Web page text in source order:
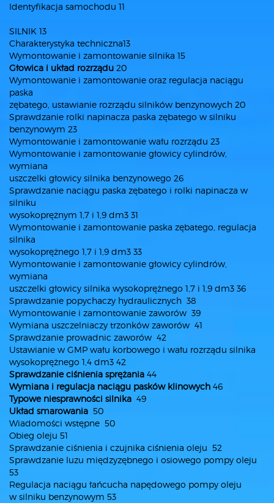
Identyfikacja samochodu 11
SILNIK 13
Charakterystyka techniczna13
Wymontowanie i zamontowanie silnika 15
Głowica i układ rozrządu 20
Wymontowanie i zamontowanie oraz regulacja naciągu
paska
zębatego, ustawianie rozrządu silników benzynowych 20
Sprawdzanie rolki napinacza paska zębatego w silniku
benzynowym 23
Wymontowanie i zamontowanie wału rozrządu 23
Wymontowanie i zamontowanie głowicy cylindrów,
wymiana
uszczelki głowicy silnika benzynowego 26
Sprawdzanie naciągu paska zębatego i rolki napinacza w
silniku
wysokoprężnym 1,7 i 1,9 dm3 31
Wymontowanie i zamontowanie paska zębatego, regulacja
silnika
wysokoprężnego 1,7 i 1,9 dm3 33
Wymontowanie i zamontowanie głowicy cylindrów,
wymiana
uszczelki głowicy silnika wysokoprężnego 1,7 i 1,9 dm3 36
Sprawdzanie popychaczy hydraulicznych 38
Wymontowanie i zamontowanie zaworów 39
Wymiana uszczelniaczy trzonków zaworów 41
Sprawdzanie prowadnic zaworów 42
Ustawianie w GMP wału korbowego i wału rozrządu silnika
wysokoprężnego 1,4 dm3 42
Sprawdzanie ciśnienia sprężania 44
Wymiana i regulacja naciągu pasków klinowych 46
Typowe niesprawności silnika 49
Układ smarowania 50
Wiadomości wstępne 50
Obieg oleju 51
Sprawdzanie ciśnienia i czujnika ciśnienia oleju 52
Sprawdzanie luzu międzyzębnego i osiowego pompy oleju
53
Regulacja naciągu łańcucha napędowego pompy oleju
w silniku benzynowym 53